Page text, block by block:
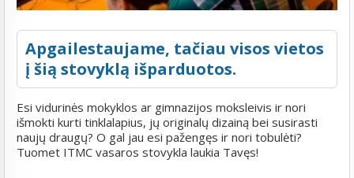
Apgailestaujame, tačiau visos vietos
į šią stovyklą išparduotos.
Esi vidurinės mokyklos ar gimnazijos moksleivis ir nori
išmokti kurti tinklalapius, jų originalų dizainą bei susirasti
naujų draugų? O gal jau esi pažengęs ir nori tobulėti?
Tuomet ITMC vasaros stovykla laukia Tavęs!